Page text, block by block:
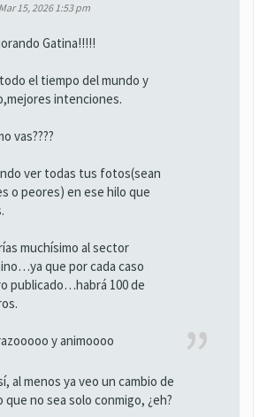
15, 2026 1:53 pm
Gatina!!!!!
el tiempo del mundo y
intenciones.
vas????
ver todas tus fotos(sean
o peores) en ese hilo que
muchísimo al sector
que por cada caso
publicado…habrá 100 de
y animoooo
al menos ya veo un cambio de
no sea solo conmigo, ¿eh?